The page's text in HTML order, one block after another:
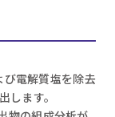
電解質塩を除去
します。